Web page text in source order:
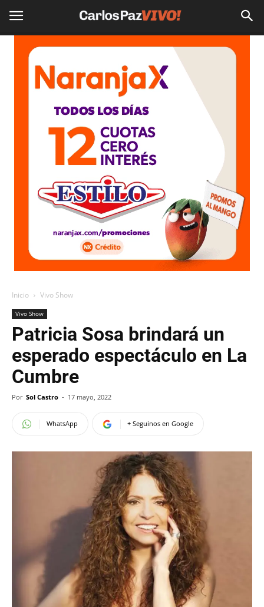
Inicio Vivo Show
Vivo Show
Patricia Sosa brindará un
esperado espectáculo en La
Cumbre
Por Sol Castro - 17 mayo, 2022
WhatsApp + Seguinos en Google